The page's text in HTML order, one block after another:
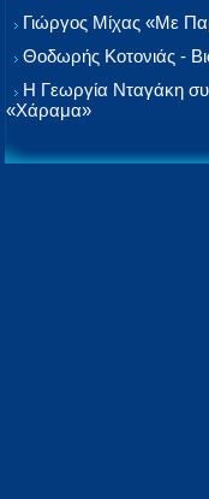
Γιώργος Μίχας «Με
Θοδωρής Κοτονιάς -
Η Γεωργία Νταγάκη
«Χάραμα»